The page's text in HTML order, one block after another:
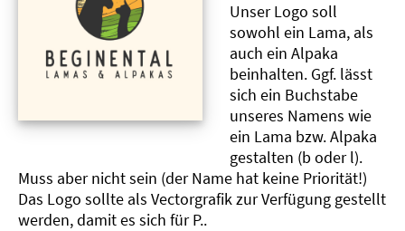
Unser Logo soll
sowohl ein Lama, als
auch ein Alpaka
beinhalten. Ggf. lässt
sich ein Buchstabe
unseres Namens wie
ein Lama bzw. Alpaka
gestalten (b oder l).
Muss aber nicht sein (der Name hat keine Priorität!)
Das Logo sollte als Vectorgrafik zur Verfügung gestellt
werden, damit es sich für P..